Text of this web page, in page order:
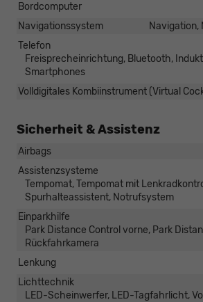
Bordcomputer
Navigationssystem
Navigation,
Telefon
Freisprecheinrichtung, Bluetooth,
Smartphones
Volldigitales Kombiinstrument (Virtual
Sicherheit & Assistenz
Airbags
Assistenzsysteme
Tempomat, Tempomat mit
Spurhalteassistent, Notrufsystem
Einparkhilfe
Park Distance Control vorne, Park
Rückfahrkamera
Lenkung
Lichttechnik
LED-Scheinwerfer, LED-Tagfahrlicht,